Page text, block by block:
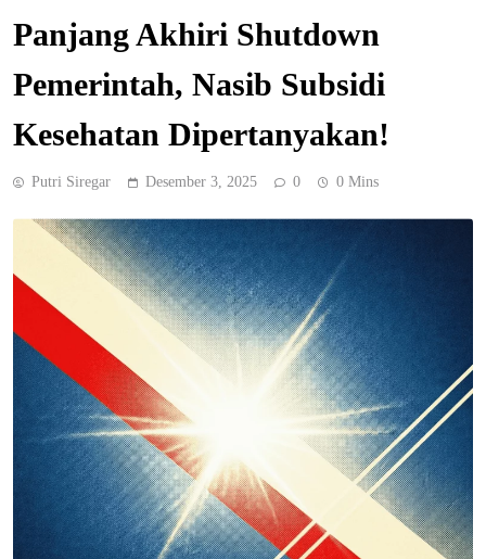
Panjang Akhiri Shutdown
Pemerintah, Nasib Subsidi
Kesehatan Dipertanyakan!
Putri Siregar Desember 3, 2025 0 0 Mins